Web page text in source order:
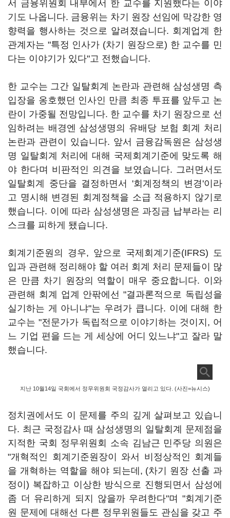
서 금융위원회 내부에서 한 교수를 지원했다는 이야
기도 나옵니다. 금융위는 차기 원장 선임에 막강한 영
향력을 행사하는 것으로 알려졌습니다. 회계업계 한
관계자는 "특정 인사가 (차기 원장으로) 한 교수를 민
다는 이야기가 있다"고 전했습니다.
한 교수는 그간 일탈회계 논란과 관련해 삼성생명 측
입장을 옹호했던 인사인 만큼 최종 투표를 앞두고 논
란이 가중될 전망입니다. 한 교수를 차기 원장으로 선
임하려는 배경엔 삼성생명의 유배당 보험 회계 처리
논란과 관련이 있습니다. 앞서 금융감독원은 삼성생
명 일탈회계 처리에 대해 국제회계기준에 맞도록 해
야 한다며 비판적인 의견을 보였습니다. 그러면서도
일탈회계 중단을 결정하면서 '회계정책의 변경'이라
고 명시해 변경된 회계정책을 소급 적용하지 않기로
했습니다. 이에 따라 삼성생명은 과징금 납부라는 리
스크를 피하게 됐습니다.
회계기준원의 경우, 앞으로 국제회계기준(IFRS) 도
입과 관련해 정리해야 할 여러 회계 처리 문제들이 많
은 만큼 차기 원장의 역할이 매우 중요합니다. 이와
관련해 회계 업계 안팎에선 "결과론적으로 독립성을
실기하는 게 아니냐"는 우려가 큽니다. 이에 대해 한
교수는 "전문가가 독립적으로 이야기하는 것이지, 어
느 기업 편을 드는 게 세상에 어디 있느냐"고 잘라 말
했습니다.
지난 10월14일 국회에서 정무위원회 국정감사가 열리고 있다. (사진=뉴시스)
정치권에서도 이 문제를 주의 깊게 살펴보고 있습니
다. 최근 국정감사 때 삼성생명의 일탈회계 문제점을
지적한 국회 정무위원회 소속 김남근 민주당 의원은
"개혁적인 회계기준원장이 와서 비정상적인 회계들
을 개혁하는 역할을 해야 되는데, (차기 원장 선출 과
정이) 복잡하고 이상한 방식으로 진행되면서 삼성에
좀 더 유리하게 되지 않을까 우려한다"며 "회계기준
원 문제에 대해선 다른 정무위원들도 관심을 갖고 주